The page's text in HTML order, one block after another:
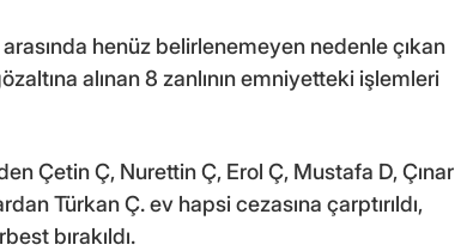
henüz belirlenemeyen nedenle çıkan
alınan 8 zanlının emniyetteki işlemleri
Çetin Ç, Nurettin Ç, Erol Ç, Mustafa D, Çınar
Türkan Ç. ev hapsi cezasına çarptırıldı,
bırakıldı.